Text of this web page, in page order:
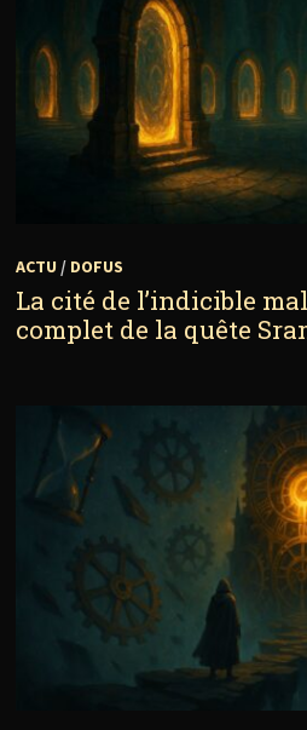
ACTU / DOFUS
La cité de l’indicible
complet de la quête